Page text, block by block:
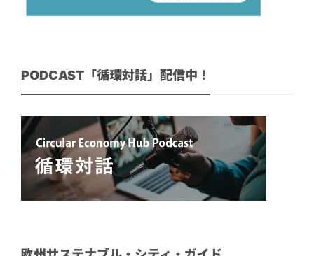
PODCAST「循環対話」配信中！